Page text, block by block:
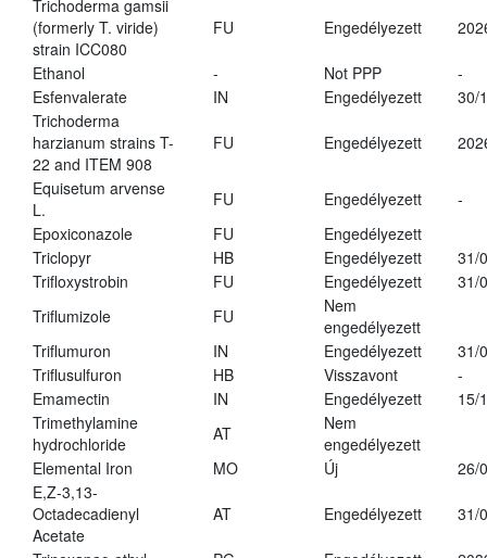
Trichoderma gamsii
(formerly T. viride)
strain ICC080
FU Engedélyezett
Ethanol - Not PPP
-
Esfenvalerate
IN Engedélyezett
30/
Trichoderma
harzianum strains T-
22 and ITEM 908
FU Engedélyezett
Equisetum arvense
L.
FU Engedélyezett
-
Epoxiconazole
FU
Engedélyezett
Triclopyr
HB Engedélyezett
31/
Trifloxystrobin
FU Engedélyezett
31/
Triflumizole
FU
Nem
engedélyezett
Triflumuron
IN Engedélyezett
31/
Triflusulfuron
HB Visszavont
-
Emamectin
IN Engedélyezett
15/
Trimethylamine
hydrochloride
AT
Nem
engedélyezett
Elemental Iron
MO Új
26/
E,Z-3,13-
Octadecadienyl
Acetate
AT Engedélyezett 31/